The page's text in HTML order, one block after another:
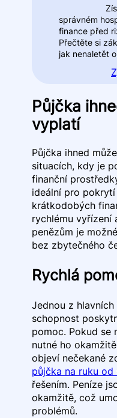
správném
finance před
Přečtěte si
jak nenaletět
Půjčka
vyplatí
Půjčka ihned
situacích, kdy je
finanční
ideální pro
krátkodobých
rychlému vyřízení
penězům je
bez zbytečného
Rychlá
Jednou z
schopnost
pomoc. Pokud se
nutné ho
objeví nečekané
půjčka na ruku od
řešením. Peníze
okamžitě, což
problémů.